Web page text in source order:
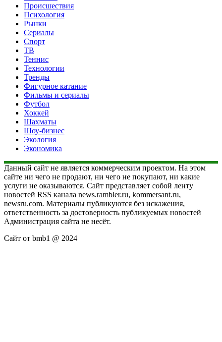
Происшествия
Психология
Рынки
Сериалы
Спорт
ТВ
Теннис
Технологии
Тренды
Фигурное катание
Фильмы и сериалы
Футбол
Хоккей
Шахматы
Шоу-бизнес
Экология
Экономика
Данный сайт не является коммерческим проектом. На этом
сайте ни чего не продают, ни чего не покупают, ни какие
услуги не оказываются. Сайт представляет собой ленту
новостей RSS канала news.rambler.ru, kommersant.ru,
newsru.com. Материалы публикуются без искажения,
ответственность за достоверность публикуемых новостей
Администрация сайта не несёт.
Сайт от bmb1 @ 2024